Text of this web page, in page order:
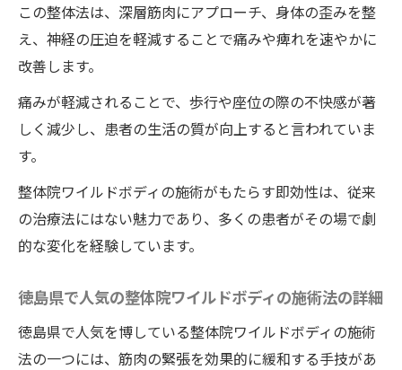
坐骨神経痛に特化した整体院選びのコツ
坐骨神経痛に苦しむ方への朗報ワイルドボディ
徳島県だからこそ可能な整体の利点
整体院ワイルドボディの施術で得られる痛
みの改善とその持続性
整体で歩行時の痛みを和らげる方法
整体院ワイルドボディの施術がもたらす日
常生活へのポジティブな影響
この整体法は、深層筋肉にアプローチ、身体の歪みを整
え、神経の圧迫を軽減することで痛みや痺れを速やかに
改善します。
痛みが軽減されることで、歩行や座位の際の不快感が著
しく減少し、患者の生活の質が向上すると言われていま
す。
整体院ワイルドボディの施術がもたらす即効性は、従来
の治療法にはない魅力であり、多くの患者がその場で劇
的な変化を経験しています。
徳島県で人気の整体院ワイルドボディの施術法の詳細
徳島県で人気を博している整体院ワイルドボディの施術
法の一つには、筋肉の緊張を効果的に緩和する手技があ